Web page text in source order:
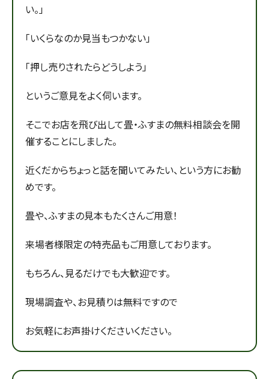
い。」
「いくらなのか見当もつかない」
「押し売りされたらどうしよう」
というご意見をよく伺います。
そこでお店を飛び出して畳・ふすまの無料相談会を開
催することにしました。
近くだからちょっと話を聞いてみたい、という方にお勧
めです。
畳や、ふすまの見本もたくさんご用意！
来場者様限定の特売品もご用意しております。
もちろん、見るだけでも大歓迎です。
現場調査や、お見積りは無料ですので
お気軽にお声掛けくださいください。